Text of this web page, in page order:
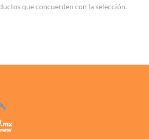
que concuerden con la selección.